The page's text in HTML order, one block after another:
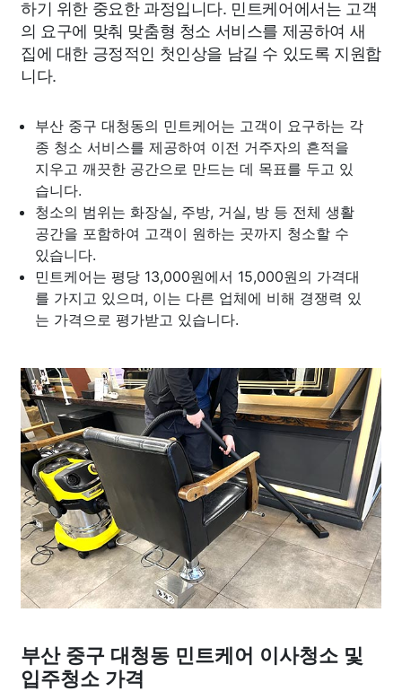
하기 위한 중요한 과정입니다. 민트케어에서는 고객
의 요구에 맞춰 맞춤형 청소 서비스를 제공하여 새
집에 대한 긍정적인 첫인상을 남길 수 있도록 지원합
니다.
부산 중구 대청동의 민트케어는 고객이 요구하는 각
종 청소 서비스를 제공하여 이전 거주자의 흔적을
지우고 깨끗한 공간으로 만드는 데 목표를 두고 있
습니다.
청소의 범위는 화장실, 주방, 거실, 방 등 전체 생활
공간을 포함하여 고객이 원하는 곳까지 청소할 수
있습니다.
민트케어는 평당 13,000원에서 15,000원의 가격대
를 가지고 있으며, 이는 다른 업체에 비해 경쟁력 있
는 가격으로 평가받고 있습니다.
부산 중구 대청동 민트케어 이사청소 및
입주청소 가격